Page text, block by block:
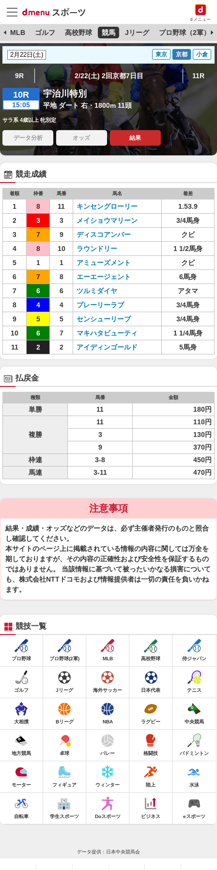
dメニュー
MLB ゴルフ 高校野球 競馬 Jリーグ プロ野球（2軍）
東京 京都 小倉
9R 2/22(土) 2回京都7日目 11R
10R
15:05
宇治川特別
平地 ダート 右・1800m 11頭
サラ系 4歳以上 牝別定
データ分析 オッズ 結果
競走成績
着順 枠番 馬番 馬名 着差
1 8 11 キンセングローリー
1.53.9
2
3 3 メイショウマリーン
3/4馬身
3
7 9 ディスコアンバー
クビ
4
8 10 ラウンドリー
1 1/2馬身
5
1 1 アミューズメント
クビ
6
7 8 エーエージェント
6馬身
7
6 6 ツルミダイヤ
アタマ
8
4 4 プレーリーラブ
3/4馬身
9
5 5 センシューリーブ
3/4馬身
10
6 7 マキハタビューティ
1 1/4馬身
11
2 2 アイディンゴールド 5馬身
払戻金
種類 馬番 金額
単勝 11 180円
複勝
11
110円
3
130円
9
370円
枠連
3-8
450円
馬連
3-11 470円
注意事項
結果・成績・オッズなどのデータは、必ず主催者発行のものと照合
し確認してください。
本サイトのページ上に掲載されている情報の内容に関しては万全を
期しておりますが、その内容の正確性および安全性を保証するもの
ではありません。 当該情報に基づいて被ったいかなる損害について
も、株式会社NTTドコモおよび情報提供者は一切の責任を負いかね
ます。
競技一覧
プロ野球 プロ野球(2軍) MLB 高校野球 侍ジャパン
ゴルフ Jリーグ 海外サッカー 日本代表 テニス
大相撲 Bリーグ NBA ラグビー 中央競馬
地方競馬 卓球 バレー 格闘技 バドミントン
モーター フィギュア ウィンター 陸上 水泳
自転車 学生スポーツ Doスポーツ ビジネス eスポーツ
データ提供：日本中央競馬会